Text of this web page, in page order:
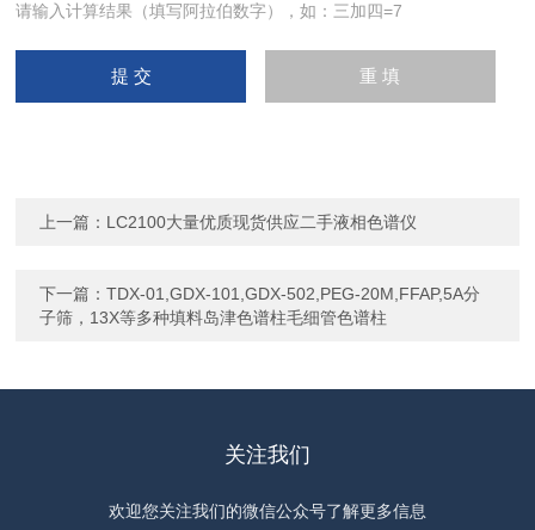
请输入计算结果（填写阿拉伯数字），如：三加四=7
上一篇： LC2100大量优质现货供应二手液相色谱仪
下一篇：TDX-01,GDX-101,GDX-502,PEG-20M,FFAP,5A分
子筛，13X等多种填料岛津色谱柱毛细管色谱柱
关注我们
欢迎您关注我们的微信公众号了解更多信息